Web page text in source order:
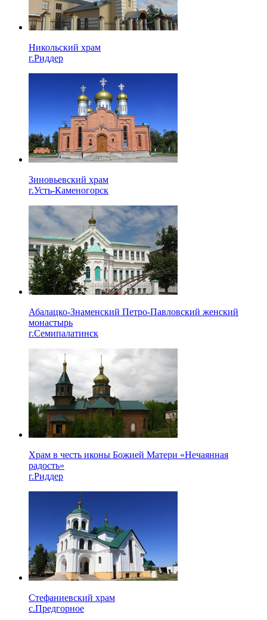
Никольский храм
г.Риддер
Зиновьевский храм
г.Усть-Каменогорск
Абалацко-Знаменский Петро-Павловский женский
монастырь
г.Семипалатинск
Храм в честь иконы Божией Матери «Нечаянная
радость»
г.Риддер
Стефаниевский храм
с.Предгорное